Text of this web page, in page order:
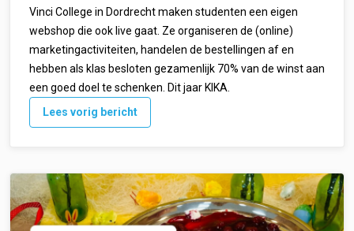
Vinci College in Dordrecht maken studenten een eigen
webshop die ook live gaat. Ze organiseren de (online)
marketingactiviteiten, handelen de bestellingen af en
hebben als klas besloten gezamenlijk 70% van de winst aan
een goed doel te schenken. Dit jaar KIKA.
Lees vorig bericht